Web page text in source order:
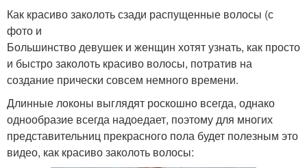
Как красиво заколоть сзади распущенные волосы (с
фото и
Большинство девушек и женщин хотят узнать, как просто
и быстро заколоть красиво волосы, потратив на
создание прически совсем немного времени.
Длинные локоны выглядят роскошно всегда, однако
однообразие всегда надоедает, поэтому для многих
представительниц прекрасного пола будет полезным это
видео, как красиво заколоть волосы: